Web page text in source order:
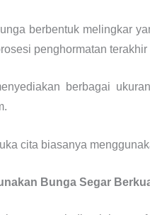
berbentuk melingkar
penghormatan
berbagai
cita biasanya
Bunga Segar